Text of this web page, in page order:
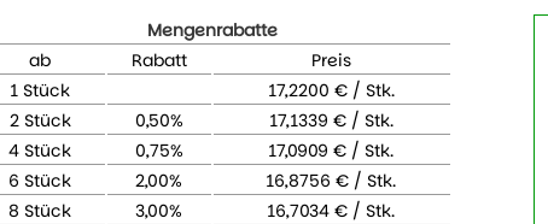
Mengenrabatte
ab
Rabatt
Preis
1 Stück
17,2200 € / Stk.
2 Stück
0,50%
17,1339 € / Stk.
4 Stück
0,75%
17,0909 € / Stk.
6 Stück
2,00%
16,8756 € / Stk.
8 Stück
3,00%
16,7034 € / Stk.